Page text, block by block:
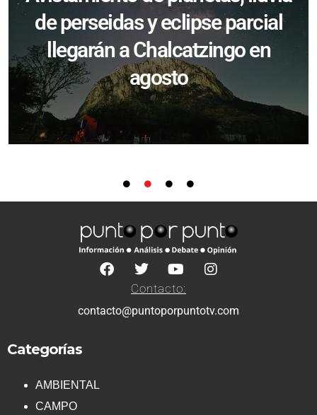
de perseidas y eclipse parcial
llegarán a Chalcatzingo en
agosto
Contacto:
contacto@puntoporpuntotv.com
Categorías
AMBIENTAL
CAMPO